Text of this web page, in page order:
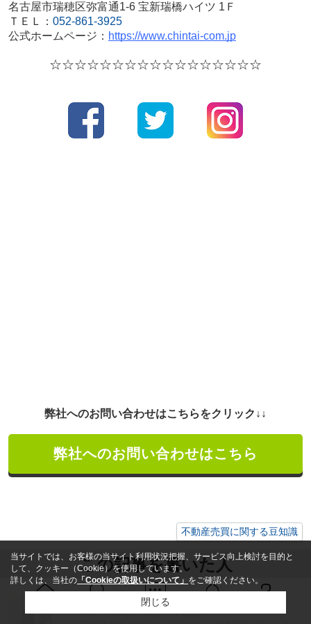
名古屋市瑞穂区弥富通1-6 宝新瑞橋ハイツ 1Ｆ
ＴＥＬ： 052-861-3925
公式ホームページ： https://www.chintai-com.jp
☆☆☆☆☆☆☆☆☆☆☆☆☆☆☆☆☆
弊社へのお問い合わせはこちらをクリック↓↓
弊社へのお問い合わせはこちら
不動産売買に関する豆知識
この記事を書いた人
細川 一平 / シーオーエム(株)
■気付けば業界歴も十年超えに
問い合せ
当サイトでは、お客様の当サイト利用状況把握、サービス向上検討を目的と
して、クッキー（Cookie）を使用しています。
詳しくは、当社の 「Cookieの取扱いについて」 をご確認ください。
閉じる